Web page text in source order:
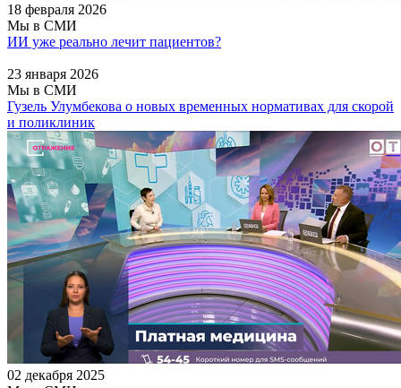
18 февраля 2026
Мы в СМИ
ИИ уже реально лечит пациентов?
23 января 2026
Мы в СМИ
Гузель Улумбекова о новых временных нормативах для скорой
и поликлиник
02 декабря 2025